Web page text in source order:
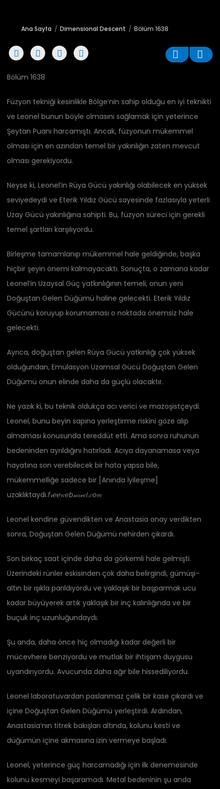
Ana Sayfa Dimensional Descent Bölüm 1638
Bölüm 1638
Füzyon tekniği kesinlikle Bölge’nin sahip olduğu en iyi teknikti
ve Leonel bunun böyle olmasını sağlamak için yeterince
Şeytan Puanı harcamıştı. Ancak, füzyonun mükemmel
olması için en azından temel bir yakınlığın zaten mevcut
olması gerekiyordu.
Neyse ki, Leonel’in Rüya Gücü yakınlığı olabilecek en yüksek
seviyedeydi ve Eterik Yıldız Gücü sayesinde fazlasıyla yeterli
Uzay Gücü yakınlığına sahipti. Bu, füzyon süreci için gerekli
temel şartları karşılıyordu.
Birleşme tamamlanıp mükemmel hale geldiğinde, başka
hiçbir şeyin önemi kalmayacaktı. Sonuçta, o zamana kadar
Leonel’in Uzaysal Güç yatkınlığının temeli, onun yeni
Doğuştan Gelen Düğümü haline gelecekti. Eterik Yıldız
Gücünü koruyup korumaması o noktada önemsiz hale
gelecekti.
Ayrıca, doğuştan gelen Rüya Gücü yatkınlığı çok yüksek
olduğundan, Emülasyon Uzamsal Gücü Doğuştan Gelen
Düğümü onun elinde daha da güçlü olacaktır.
Ne yazık ki, bu teknik oldukça acı verici ve mazoşistçeydi.
Leonel, bunu beyin sapına yerleştirme riskini göze alıp
almaması konusunda tereddüt etti. Ama sonra ruhunun
bedeninden ayrıldığını hatırladı. Acıya dayanamasa veya
hayatına son verebilecek bir hata yapsa bile,
mükemmelliğe sadece bir [Anında İyileşme]
uzaklıktaydı.𝘧𝓇ℯℯ𝑤ℯ𝘣𝓃ℴ𝓋𝑒𝑙.𝑐𝘰𝑚
Leonel kendine güvendikten ve Anastasia onay verdikten
sonra, Doğuştan Gelen Düğümü nehirden çıkardı.
Son birkaç saat içinde daha da görkemli hale gelmişti.
Üzerindeki rünler eskisinden çok daha belirgindi, gümüşi-
altın bir ışıkla parıldıyordu ve yaklaşık bir başparmak ucu
kadar büyüyerek artık yaklaşık bir inç kalınlığında ve bir
buçuk inç uzunluğundaydı.
Şu anda, daha önce hiç olmadığı kadar değerli bir
mücevhere benziyordu ve mutlak bir ihtişam duygusu
uyandırıyordu. Avucunda daha ağır bile hissediliyordu.
Leonel laboratuvardan paslanmaz çelik bir kase çıkardı ve
içine Doğuştan Gelen Düğümü yerleştirdi. Ardından,
Anastasia’nın titrek bakışları altında, kolunu kesti ve
düğümün içine akmasına izin vermeye başladı.
Leonel, yeterince güç harcamadığı için ilk denemesinde
kolunu kesmeyi başaramadı. Metal bedeninin şu anda